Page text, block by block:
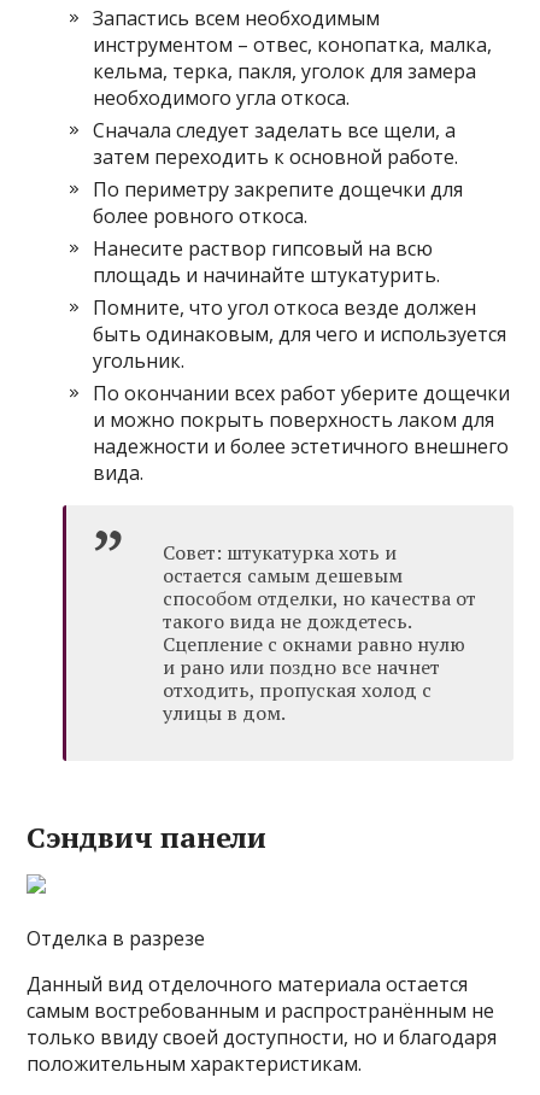
Запастись всем необходимым
инструментом – отвес, конопатка, малка,
кельма, терка, пакля, уголок для замера
необходимого угла откоса.
Сначала следует заделать все щели, а
затем переходить к основной работе.
По периметру закрепите дощечки для
более ровного откоса.
Нанесите раствор гипсовый на всю
площадь и начинайте штукатурить.
Помните, что угол откоса везде должен
быть одинаковым, для чего и используется
угольник.
По окончании всех работ уберите дощечки
и можно покрыть поверхность лаком для
надежности и более эстетичного внешнего
вида.
Совет: штукатурка хоть и
остается самым дешевым
способом отделки, но качества от
такого вида не дождетесь.
Сцепление с окнами равно нулю
и рано или поздно все начнет
отходить, пропуская холод с
улицы в дом.
Сэндвич панели
Отделка в разрезе
Данный вид отделочного материала остается
самым востребованным и распространённым не
только ввиду своей доступности, но и благодаря
положительным характеристикам.